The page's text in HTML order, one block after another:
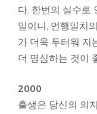
다. 한번의 실수로
일이니, 언행일치
가 더욱 두터워 지
더 명심하는 것이
2000
출생은 당신의 의